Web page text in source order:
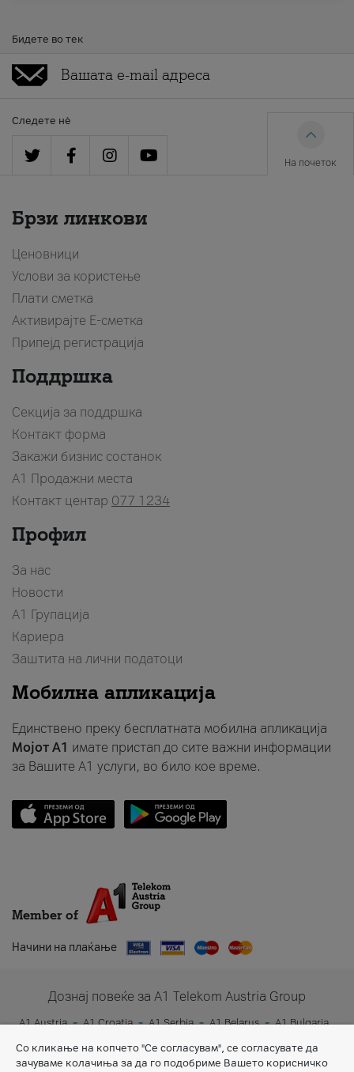
Бидете во тек
Следете нè
На почеток
Брзи линкови
Ценовници
Услови за користење
Плати сметка
Активирајте Е-сметка
Припејд регистрација
Поддршка
Секција за поддршка
Контакт форма
Закажи бизнис состанок
A1 Продажни места
Контакт центар 077 1234
Профил
За нас
Новости
А1 Групација
Кариера
Заштита на лични податоци
Мобилна апликација
Единствено преку бесплатната мобилна апликација
Мојот A1 имате пристап до сите важни информации
за Вашите A1 услуги, во било кое време.
Member of
Начини на плаќање
Дознај повеќе за A1 Telekom Austria Group
A1 Austria A1 Croatia A1 Serbia A1 Belarus
A1 Bulgaria
A1 Slovenia
A1 Digital
Со кликање на копчето "Се согласувам", се согласувате да
зачуваме колачиња за да го подобриме Вашето корисничко